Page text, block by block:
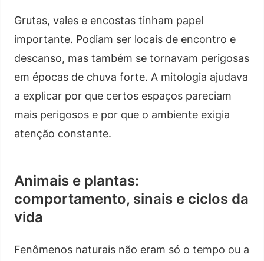
Grutas, vales e encostas tinham papel
importante. Podiam ser locais de encontro e
descanso, mas também se tornavam perigosas
em épocas de chuva forte. A mitologia ajudava
a explicar por que certos espaços pareciam
mais perigosos e por que o ambiente exigia
atenção constante.
Animais e plantas:
comportamento, sinais e ciclos da
vida
Fenômenos naturais não eram só o tempo ou a